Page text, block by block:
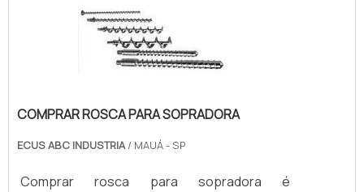
COMPRAR ROSCA PARA SOPRADORA
ECUS ABC INDUSTRIA/ MAUÁ - SP
Comprar rosca para sopradora é